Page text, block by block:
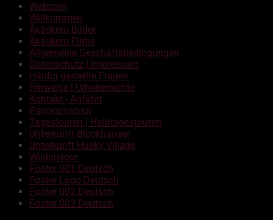
Webcam
Willkommen
Äkäskero Bilder
Äkäskero Filme
Allgemeine Geschäftsbedingungen
Datenschutz | Impressum
Häufig gestellte Fragen
Hinweise | Urheberrechte
Kontakt | Anfahrt
Panoramatour
Tagestouren | Halbtagestouren
Unterkunft Blockhäuser
Unterkunft Husky Village
Wildnistour
Footer 001 Deutsch
Footer Logo Deutsch
Footer 002 Deutsch
Footer 003 Deutsch